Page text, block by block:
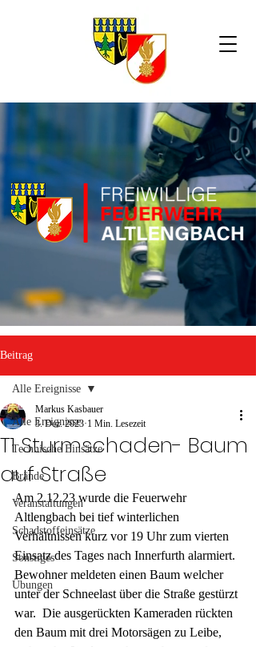
Beitrag
Alle Ereignisse
Technische Einsätze
Brände
Veranstaltungen
Schadstoffeinsätze
Sonstiges
Übungen
Alle Ereignisse
T1 Sturmschaden- Baum
auf Straße
Markus Kasbauer
3. Dez. 2023 1 Min. Lesezeit
Am 2.12.23 wurde die Feuerwehr
Altlengbach bei tief winterlichen
Verhältnissen kurz vor 19 Uhr zum vierten
Einsatz des Tages nach Innerfurth alarmiert.
Bewohner meldeten einen Baum welcher
unter der Schneelast über die Straße gestürzt
war.  Die ausgerückten Kameraden rückten
den Baum mit drei Motorsägen zu Leibe,